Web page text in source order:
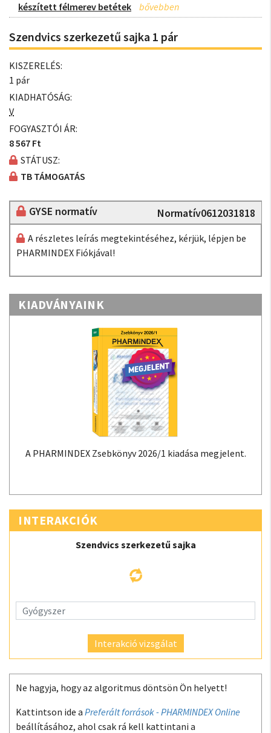
készített félmerev betétek
Szendvics szerkezetű sajka 1 pár
KISZERELÉS:
1 pár
KIADHATÓSÁG:
V
FOGYASZTÓI ÁR:
8 567 Ft
STÁTUSZ:
TB TÁMOGATÁS
GYSE normatív Normatív0612031818
A részletes leírás megtekintéséhez, kérjük, lépjen be
PHARMINDEX Fiókjával!
KIADVÁNYAINK
A PHARMINDEX Zsebkönyv 2026/1 kiadása megjelent.
INTERAKCIÓK
Szendvics szerkezetű sajka
Interakció vizsgálat
Ne hagyja, hogy az algoritmus döntsön Ön helyett!
Kattintson ide a Preferált források - PHARMINDEX Online
beállításához, ahol csak rá kell kattintani a